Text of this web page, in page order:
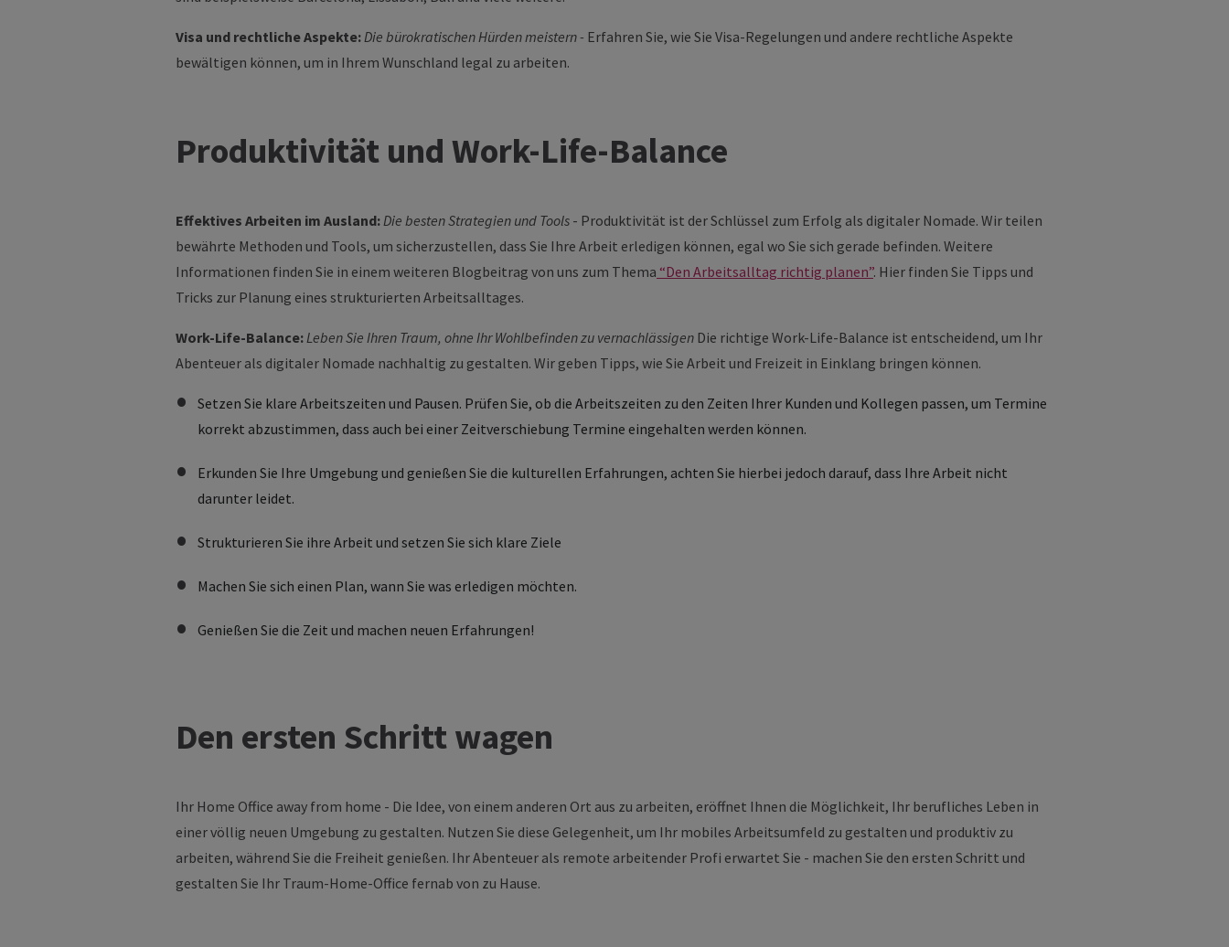
Visa und rechtliche Aspekte:Die bürokratischen Hürden meistern - Erfahren Sie, wie Sie Visa-Regelungen und andere rechtliche Aspekte
bewältigen können, um in Ihrem Wunschland legal zu arbeiten.
Produktivität und Work-Life-Balance
Effektives Arbeiten im Ausland:Die besten Strategien und Tools - Produktivität ist der Schlüssel zum Erfolg als digitaler Nomade. Wir teilen
bewährte Methoden und Tools, um sicherzustellen, dass Sie Ihre Arbeit erledigen können, egal wo Sie sich gerade befinden. Weitere
Informationen finden Sie in einem weiteren Blogbeitrag von uns zum Thema “Den Arbeitsalltag richtig planen”. Hier finden Sie Tipps und
Tricks zur Planung eines strukturierten Arbeitsalltages.
Work-Life-Balance:Leben Sie Ihren Traum, ohne Ihr Wohlbefinden zu vernachlässigen Die richtige Work-Life-Balance ist entscheidend, um Ihr
Abenteuer als digitaler Nomade nachhaltig zu gestalten. Wir geben Tipps, wie Sie Arbeit und Freizeit in Einklang bringen können.
Setzen Sie klare Arbeitszeiten und Pausen. Prüfen Sie, ob die Arbeitszeiten zu den Zeiten Ihrer Kunden und Kollegen passen, um Termine
korrekt abzustimmen, dass auch bei einer Zeitverschiebung Termine eingehalten werden können.
Erkunden Sie Ihre Umgebung und genießen Sie die kulturellen Erfahrungen, achten Sie hierbei jedoch darauf, dass Ihre Arbeit nicht
darunter leidet.
Strukturieren Sie ihre Arbeit und setzen Sie sich klare Ziele
Machen Sie sich einen Plan, wann Sie was erledigen möchten.
Genießen Sie die Zeit und machen neuen Erfahrungen!
Den ersten Schritt wagen
Ihr Home Office away from home - Die Idee, von einem anderen Ort aus zu arbeiten, eröffnet Ihnen die Möglichkeit, Ihr berufliches Leben in
einer völlig neuen Umgebung zu gestalten. Nutzen Sie diese Gelegenheit, um Ihr mobiles Arbeitsumfeld zu gestalten und produktiv zu
arbeiten, während Sie die Freiheit genießen. Ihr Abenteuer als remote arbeitender Profi erwartet Sie - machen Sie den ersten Schritt und
gestalten Sie Ihr Traum-Home-Office fernab von zu Hause.